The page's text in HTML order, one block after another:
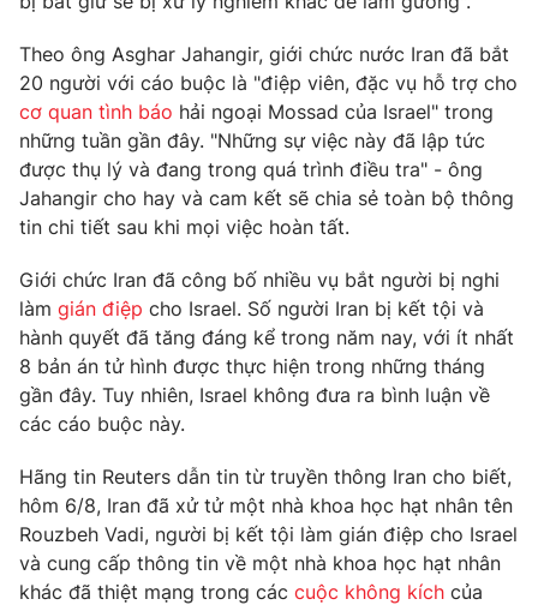
Tư vấn
Chuyên mục khác
Emagazine Podcast
Photo Infographic
Video Shorts video
VTV Money VTV Thể thao
VTV Sức khoẻ Bất động sản
VTV4 Vươn mình bằng AI
VTV9 VTV8
Theo ông Asghar Jahangir, giới chức nước Iran đã bắt
20 người với cáo buộc là "điệp viên, đặc vụ hỗ trợ cho
cơ quan tình báo hải ngoại Mossad của Israel" trong
những tuần gần đây. "Những sự việc này đã lập tức
được thụ lý và đang trong quá trình điều tra" - ông
Jahangir cho hay và cam kết sẽ chia sẻ toàn bộ thông
tin chi tiết sau khi mọi việc hoàn tất.
Giới chức Iran đã công bố nhiều vụ bắt người bị nghi
làm gián điệp cho Israel. Số người Iran bị kết tội và
hành quyết đã tăng đáng kể trong năm nay, với ít nhất
8 bản án tử hình được thực hiện trong những tháng
gần đây. Tuy nhiên, Israel không đưa ra bình luận về
các cáo buộc này.
Hãng tin Reuters dẫn tin từ truyền thông Iran cho biết,
hôm 6/8, Iran đã xử tử một nhà khoa học hạt nhân tên
Rouzbeh Vadi, người bị kết tội làm gián điệp cho Israel
và cung cấp thông tin về một nhà khoa học hạt nhân
khác đã thiệt mạng trong các cuộc không kích của